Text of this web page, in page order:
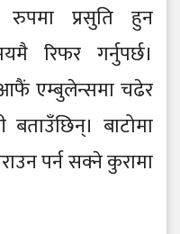
रुपमा प्रसुति हुन
रिफर गर्नुपर्छ।
एम्बुलेन्समा चढेर
बाटोमा
पर्न सक्ने कुरामा